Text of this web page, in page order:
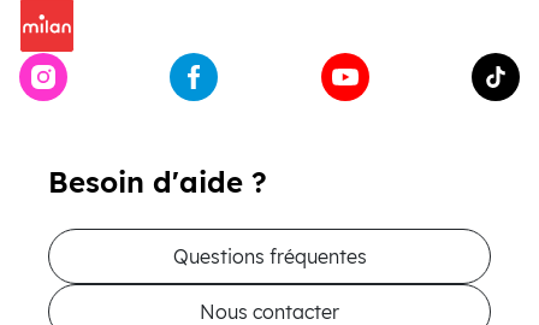
Besoin d'aide ?
Questions fréquentes
Nous contacter